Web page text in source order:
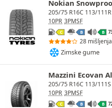
Nokian
205/75 R16C 113/111R
10PR 3PMSF
C B B
28 mišljenja
Zimske gume
Mazzini Ecovan
205/75 R16C 113/111S
10PR 3PMSF
C B B